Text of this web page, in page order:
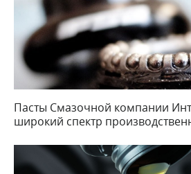
Пасты Смазочной компании
широкий спектр